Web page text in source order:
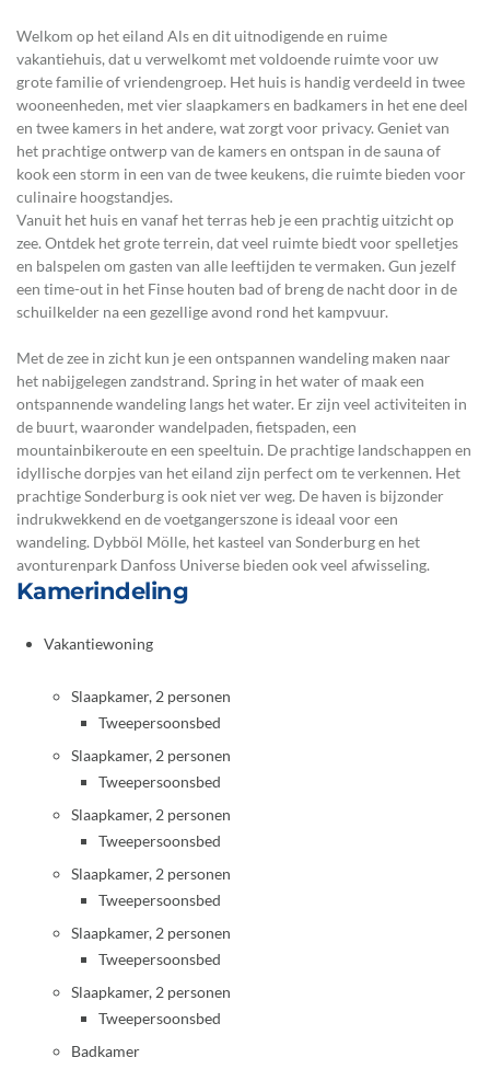
Welkom op het eiland Als en dit uitnodigende en ruime
vakantiehuis, dat u verwelkomt met voldoende ruimte voor uw
grote familie of vriendengroep. Het huis is handig verdeeld in twee
wooneenheden, met vier slaapkamers en badkamers in het ene deel
en twee kamers in het andere, wat zorgt voor privacy. Geniet van
het prachtige ontwerp van de kamers en ontspan in de sauna of
kook een storm in een van de twee keukens, die ruimte bieden voor
culinaire hoogstandjes.
Vanuit het huis en vanaf het terras heb je een prachtig uitzicht op
zee. Ontdek het grote terrein, dat veel ruimte biedt voor spelletjes
en balspelen om gasten van alle leeftijden te vermaken. Gun jezelf
een time-out in het Finse houten bad of breng de nacht door in de
schuilkelder na een gezellige avond rond het kampvuur.
Met de zee in zicht kun je een ontspannen wandeling maken naar
het nabijgelegen zandstrand. Spring in het water of maak een
ontspannende wandeling langs het water. Er zijn veel activiteiten in
de buurt, waaronder wandelpaden, fietspaden, een
mountainbikeroute en een speeltuin. De prachtige landschappen en
idyllische dorpjes van het eiland zijn perfect om te verkennen. Het
prachtige Sonderburg is ook niet ver weg. De haven is bijzonder
indrukwekkend en de voetgangerszone is ideaal voor een
wandeling. Dybböl Mölle, het kasteel van Sonderburg en het
avonturenpark Danfoss Universe bieden ook veel afwisseling.
Kamerindeling
Vakantiewoning
Slaapkamer, 2 personen
Tweepersoonsbed
Slaapkamer, 2 personen
Tweepersoonsbed
Slaapkamer, 2 personen
Tweepersoonsbed
Slaapkamer, 2 personen
Tweepersoonsbed
Slaapkamer, 2 personen
Tweepersoonsbed
Slaapkamer, 2 personen
Tweepersoonsbed
Badkamer